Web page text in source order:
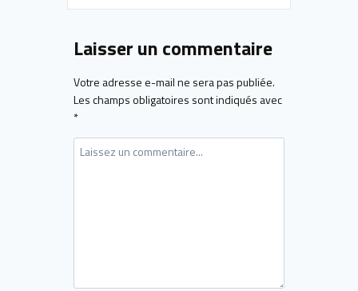
Laisser un commentaire
Votre adresse e-mail ne sera pas publiée.
Les champs obligatoires sont indiqués avec
*